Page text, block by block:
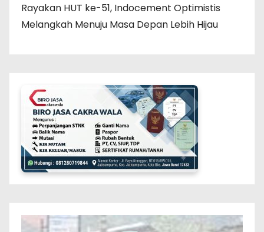
Rayakan HUT ke-51, Indocement Optimistis
Melangkah Menuju Masa Depan Lebih Hijau